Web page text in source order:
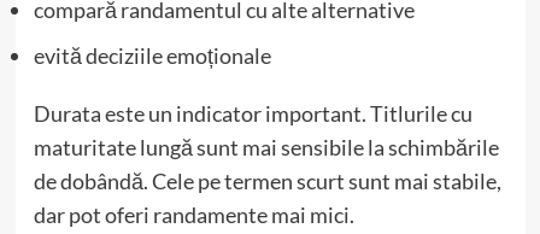
compară randamentul cu alte alternative
evită deciziile emoționale
Durata este un indicator important. Titlurile cu
maturitate lungă sunt mai sensibile la schimbările
de dobândă. Cele pe termen scurt sunt mai stabile,
dar pot oferi randamente mai mici.